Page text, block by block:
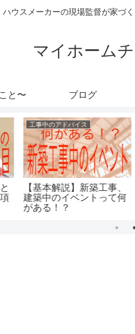
ハウスメーカーの現場監督が家づ
マイホーム
と〜 ブログ
工事中のアドバイス
【基本解説】新築工事、
建築中のイベントって何
がある！？